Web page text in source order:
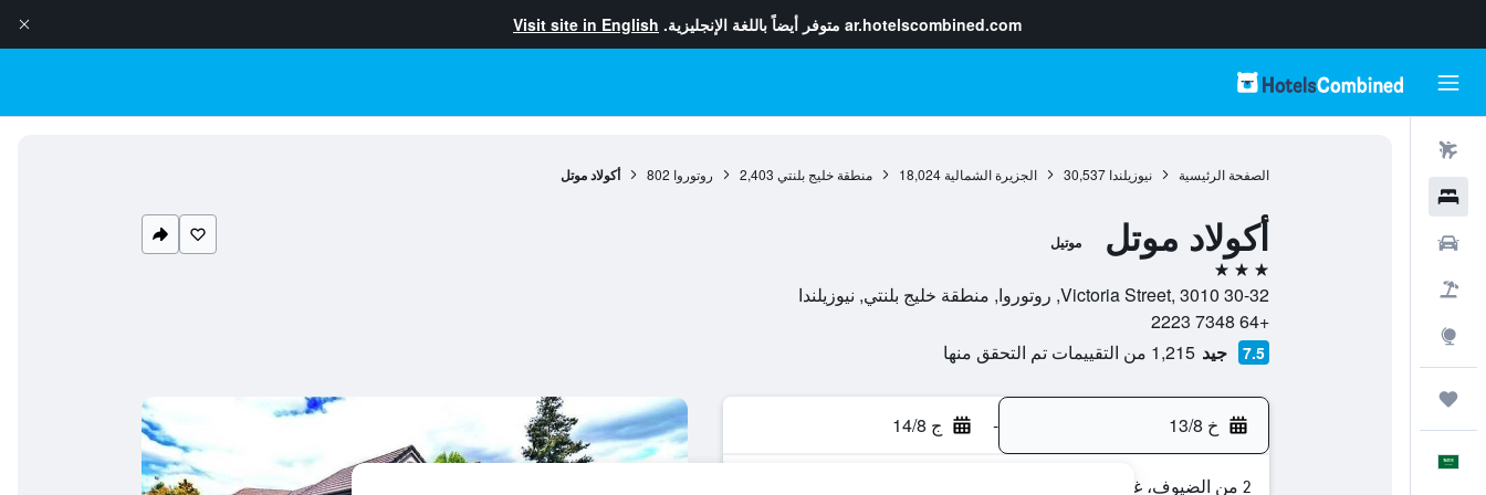
ar.hotelscombined.com متوفر أيضاً باللغة الإنجليزية. Visit site in English
الصفحة الرئيسية نيوزيلندا 30,537 الجزيرة الشمالية 18,024 منطقة خليج بلنتي 2,403 روتوروا 802 أكولاد موتل
أكولاد موتل موتيل
3 نجوم
30-32 Victoria Street, 3010, روتوروا, منطقة خليج بلنتي, نيوزيلندا
+64 7348 2223
7.5 جيد 1,215 من التقييمات تم التحقق منها
خ 13/8 - ج 14/8
2 من الضيوف، غرفة واحدة